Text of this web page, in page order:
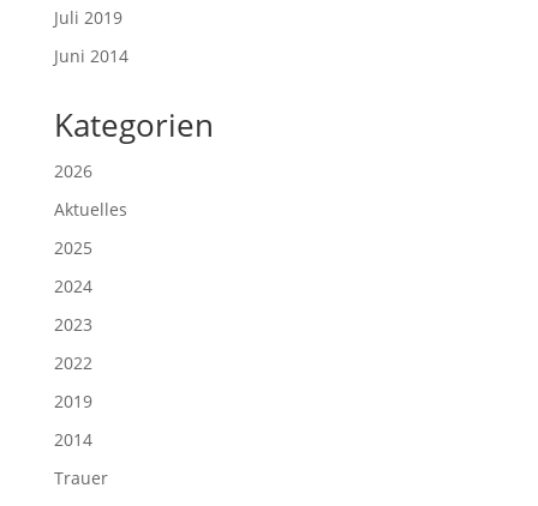
Juli 2019
Juni 2014
Kategorien
2026
Aktuelles
2025
2024
2023
2022
2019
2014
Trauer